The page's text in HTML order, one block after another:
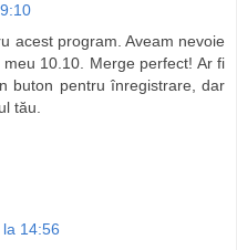
acest program. Aveam nevoie
10.10. Merge perfect! Ar fi
buton pentru înregistrare, dar
tău.
14:56